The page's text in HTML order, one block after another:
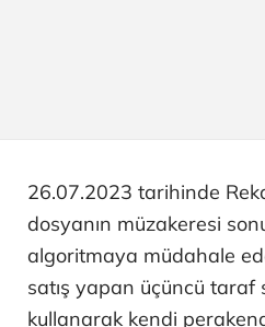
26.07.2023 tarihinde
dosyanın müzakeresi
algoritmaya müdahale
satış yapan üçüncü taraf
kullanarak kendi